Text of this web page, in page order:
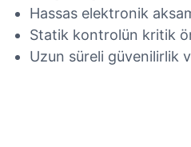
Hassas elektronik
Statik kontrolün kritik
Uzun süreli güvenilirlik